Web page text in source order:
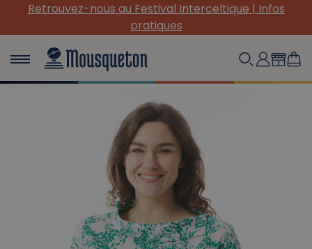
Retrouvez-nous au Festival Interceltique | Infos
pratiques